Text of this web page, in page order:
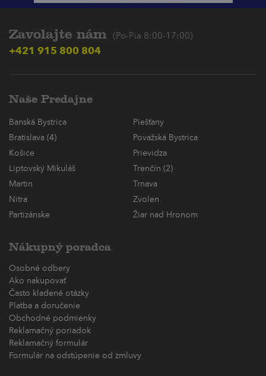
Zavolajte nám (Po-Pia 8:00-17:00)
+421 915 800 804
Naše Predajne
Banská Bystrica
Piešťany
Bratislava (4)
Považská Bystrica
Košice
Prievidza
Liptovský Mikuláš
Trenčín (2)
Martin
Trnava
Nitra
Zvolen
Partizánske
Žiar nad Hronom
Nákupný poradca
Osobné odbery
Ako nakupovať
Často kladené otázky
Platba a doručenie
Obchodné podmienky
Reklamačný poriadok
Reklamačný formulár
Formulár na odstúpenie od zmluvy